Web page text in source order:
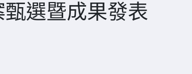
選暨成果發表